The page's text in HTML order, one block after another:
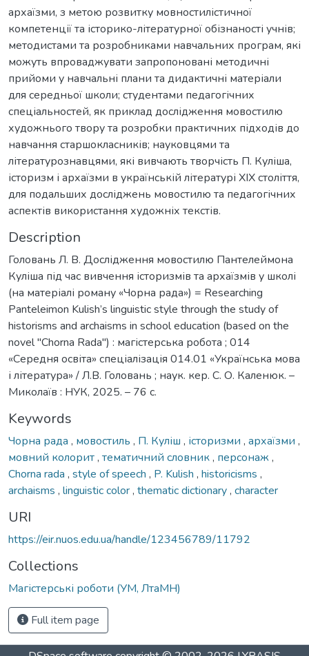
архаїзми, з метою розвитку мовностилістичної
компетенції та історико-літературної обізнаності учнів;
методистами та розробниками навчальних програм, які
можуть впроваджувати запропоновані методичні
прийоми у навчальні плани та дидактичні матеріали
для середньої школи; студентами педагогічних
спеціальностей, як приклад дослідження мовостилю
художнього твору та розробки практичних підходів до
навчання старшокласників; науковцями та
літературознавцями, які вивчають творчість П. Куліша,
історизм і архаїзми в українській літературі XIX століття,
для подальших досліджень мовостилю та педагогічних
аспектів використання художніх текстів.
Description
Головань Л. В. Дослідження мовостилю Пантелеймона
Куліша під час вивчення історизмів та архаїзмів у школі
(на матеріалі роману «Чорна рада») = Researching
Panteleimon Kulish’s linguistic style through the study of
historisms and archaisms in school education (based on the
novel "Chorna Rada") : магістерська робота ; 014
«Середня освіта» спеціалізація 014.01 «Українська мова
і література» / Л.В. Головань ; наук. кер. С. О. Каленюк. –
Миколаїв : НУК, 2025. – 76 с.
Keywords
Чорна рада , мовостиль , П. Куліш , історизми , архаїзми ,
мовний колорит, тематичний словник, персонаж,
Chorna rada , style of speech , P. Kulish , historicisms ,
archaisms , linguistic color, thematic dictionary, character
URI
https://eir.nuos.edu.ua/handle/123456789/11792
Collections
Магістерські роботи (УМ, ЛтаМН)
Full item page